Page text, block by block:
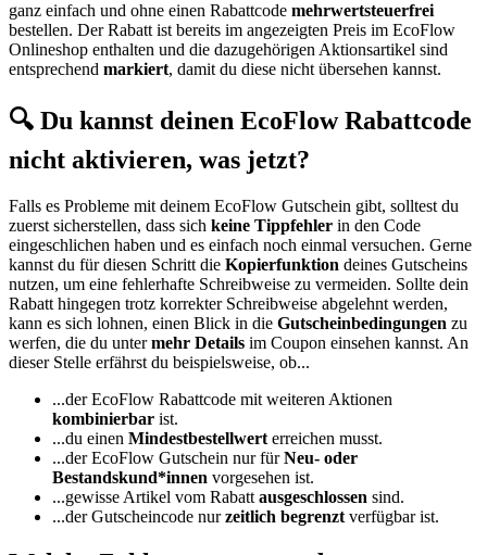
ganz einfach und ohne einen Rabattcode mehrwertsteuerfrei
bestellen. Der Rabatt ist bereits im angezeigten Preis im EcoFlow
Onlineshop enthalten und die dazugehörigen Aktionsartikel sind
entsprechend markiert, damit du diese nicht übersehen kannst.
🔍 Du kannst deinen EcoFlow Rabattcode
nicht aktivieren, was jetzt?
Falls es Probleme mit deinem EcoFlow Gutschein gibt, solltest du
zuerst sicherstellen, dass sich keine Tippfehler in den Code
eingeschlichen haben und es einfach noch einmal versuchen. Gerne
kannst du für diesen Schritt die Kopierfunktion deines Gutscheins
nutzen, um eine fehlerhafte Schreibweise zu vermeiden. Sollte dein
Rabatt hingegen trotz korrekter Schreibweise abgelehnt werden,
kann es sich lohnen, einen Blick in die Gutscheinbedingungen zu
werfen, die du untermehr Details im Coupon einsehen kannst. An
dieser Stelle erfährst du beispielsweise, ob...
...der EcoFlow Rabattcode mit weiteren Aktionen
kombinierbar ist.
...du einen Mindestbestellwert erreichen musst.
...der EcoFlow Gutschein nur fürNeu- oder
Bestandskund*innen vorgesehen ist.
...gewisse Artikel vom Rabatt ausgeschlossen sind.
...der Gutscheincode nurzeitlich begrenzt verfügbar ist.